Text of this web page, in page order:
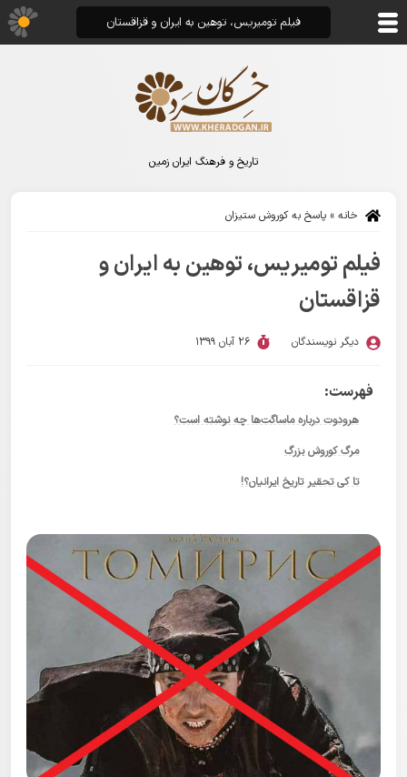
تاریخ و فرهنگ ایران زمین
خانه » پاسخ به کوروش ستیزان
فیلم تومیریس، توهین به ایران و
قزاقستان
دیگر نویسندگان 26 آبان 1399
فهرست:
هرودوت درباره ماساگت‌ها چه نوشته است؟
مرگ کوروش بزرگ
تا کی تحقیر تاریخ ایرانیان؟!
فیلم تومیریس، توهین به ایران و قزاقستان